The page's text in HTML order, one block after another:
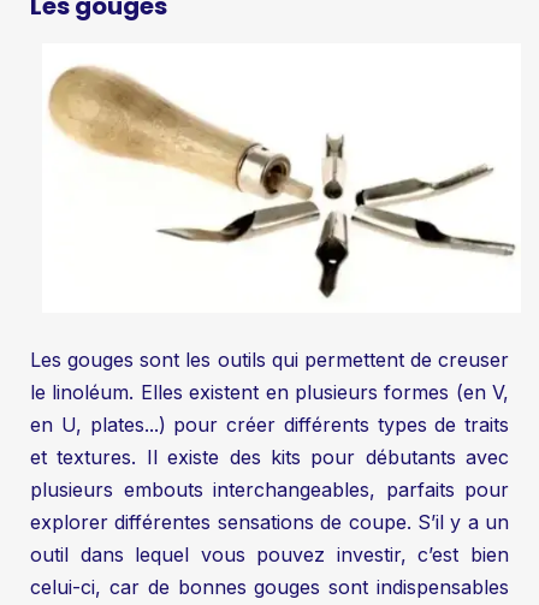
Les gouges sont les outils qui permettent de creuser
le linoléum. Elles existent en plusieurs formes (en V,
en U, plates...) pour créer différents types de traits
et textures. Il existe des kits pour débutants avec
plusieurs embouts interchangeables, parfaits pour
explorer différentes sensations de coupe. S’il y a un
outil dans lequel vous pouvez investir, c’est bien
celui-ci, car de bonnes gouges sont indispensables